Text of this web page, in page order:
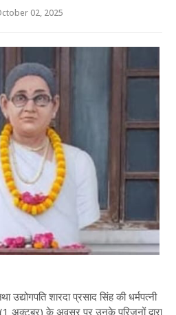
02, 2025
शारदा प्रसाद सिंह की धर्मपत्नी
(1 अक्टूबर) के अवसर पर उनके परिजनों द्वारा